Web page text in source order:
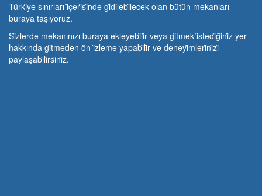
Türki̇ye sınırları i̇çeri̇si̇nde gi̇di̇lebi̇lecek olan bütün mekanları
buraya taşıyoruz.
Si̇zlerde mekanınızı buraya ekleyebi̇li̇r veya gi̇tmek i̇stedi̇ği̇ni̇z yer
hakkında gi̇tmeden ön i̇zleme yapabi̇li̇r ve deneyi̇mleri̇ni̇zi̇
paylaşabi̇li̇rsi̇ni̇z.